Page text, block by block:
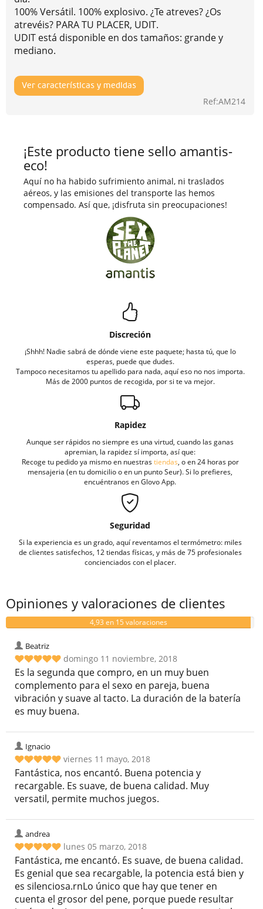
100% Versátil. 100% explosivo. ¿Te atreves? ¿Os
atrevéis? PARA TU PLACER, UDIT.
UDIT está disponible en dos tamaños: grande y
mediano.
Ver características y medidas
Ref:AM214
¡Este producto tiene sello amantis-
eco!
Aquí no ha habido sufrimiento animal, ni traslados
aéreos, y las emisiones del transporte las hemos
compensado. Así que, ¡disfruta sin preocupaciones!
Discreción
¡Shhh! Nadie sabrá de dónde viene este paquete; hasta tú, que lo
esperas, puede que dudes.
Tampoco necesitamos tu apellido para nada, aquí eso no nos importa.
Más de 2000 puntos de recogida, por si te va mejor.
Rapidez
Aunque ser rápidos no siempre es una virtud, cuando las ganas
apremian, la rapidez sí importa, así que:
Recoge tu pedido ya mismo en nuestrastiendas, o en 24 horas por
mensajeria (en tu domicilio o en un punto Seur). Si lo prefieres,
encuéntranos en Glovo App.
Seguridad
Si la experiencia es un grado, aquí reventamos el termómetro: miles
de clientes satisfechos, 12 tiendas físicas, y más de 75 profesionales
concienciados con el placer.
Opiniones y valoraciones de clientes
4,93 en 15 valoraciones
Beatriz
domingo 11 noviembre, 2018
Es la segunda que compro, en un muy buen
complemento para el sexo en pareja, buena
vibración y suave al tacto. La duración de la batería
es muy buena.
Ignacio
viernes 11 mayo, 2018
Fantástica, nos encantó. Buena potencia y
recargable. Es suave, de buena calidad. Muy
versatil, permite muchos juegos.
andrea
lunes 05 marzo, 2018
Fantástica, me encantó. Es suave, de buena calidad.
Es genial que sea recargable, la potencia está bien y
es silenciosa.rnLo único que hay que tener en
cuenta el grosor del pene, porque puede resultar